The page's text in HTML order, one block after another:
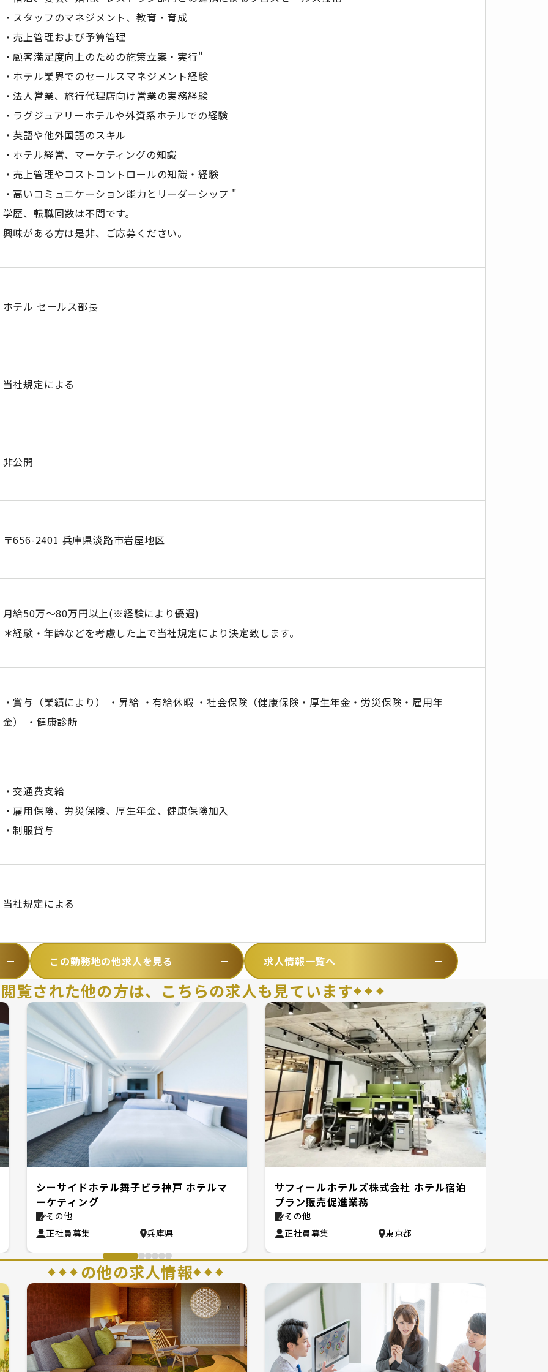
・スタッフのマネジメント、教育・育成
・売上管理および予算管理
・顧客満足度向上のための施策立案・実行"
・ホテル業界でのセールスマネジメント経験
・法人営業、旅行代理店向け営業の実務経験
・ラグジュアリーホテルや外資系ホテルでの経験
・英語や他外国語のスキル
・ホテル経営、マーケティングの知識
・売上管理やコストコントロールの知識・経験
・高いコミュニケーション能力とリーダーシップ "
学歴、転職回数は不問です。
興味がある方は是非、ご応募ください。
ホテル セールス部長
当社規定による
非公開
〒656-2401 兵庫県淡路市岩屋地区
月給50万～80万円以上(※経験により優遇)
＊経験・年齢などを考慮した上で当社規定により決定致します。
・賞与（業績により） ・昇給 ・有給休暇 ・社会保険（健康保険・厚生年金・労災保険・雇用年
金） ・健康診断
・交通費支給
・雇用保険、労災保険、厚生年金、健康保険加入
・制服貸与
当社規定による
この勤務地の他求人を見る 求人情報一覧へ
覧された他の方は、 こちらの求人も見ています
シーサイドホテル舞子ビラ神戸 ホテルマ
ーケティング
その他
正社員募集
兵庫県
サフィールホテルズ株式会社 ホテル宿泊
プラン販売促進業務
その他
正社員募集
東京都
の他の求人情報